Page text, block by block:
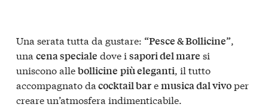
Una serata tutta da gustare: “Pesce & Bollicine”,
una cena speciale dove i sapori del mare si
uniscono allebollicine più eleganti, il tutto
accompagnato da cocktail baremusica dal vivoper
creare un’atmosfera indimenticabile.